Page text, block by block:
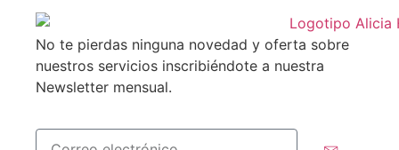
No te pierdas ninguna novedad y oferta sobre
nuestros servicios inscribiéndote a nuestra
Newsletter mensual.